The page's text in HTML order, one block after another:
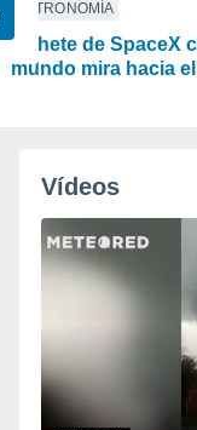
ASTRONOMÍA
Cohete de SpaceX
mundo mira hacia
Vídeos